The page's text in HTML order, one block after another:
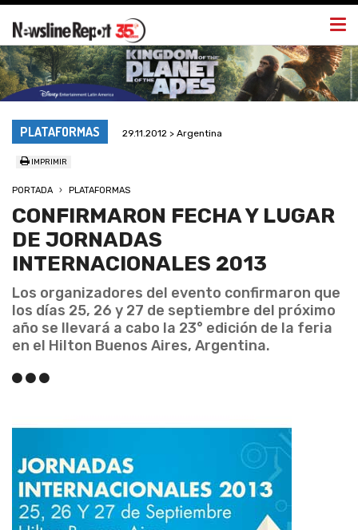
PLATAFORMAS 29.11.2012 > Argentina
IMPRIMIR
PORTADA PLATAFORMAS
CONFIRMARON FECHA Y LUGAR
DE JORNADAS
INTERNACIONALES 2013
Los organizadores del evento confirmaron que
los días 25, 26 y 27 de septiembre del próximo
año se llevará a cabo la 23° edición de la feria
en el Hilton Buenos Aires, Argentina.